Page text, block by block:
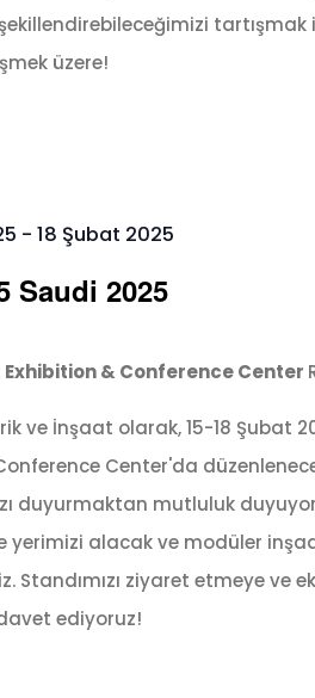
tartışmak
üzere!
Saudi 2025
- 18 Şubat 2025
Exhibition & Conference Center
ve İnşaat olarak, 15-18 Şubat
Center'da
duyurmaktan mutluluk
yerimizi alacak ve modüler
Standımızı ziyaret etmeye ve
davet ediyoruz!